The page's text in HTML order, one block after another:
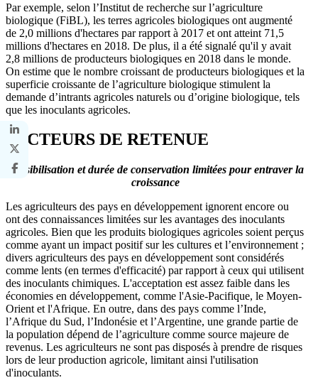
Par exemple, selon l’Institut de recherche sur l’agriculture
biologique (FiBL), les terres agricoles biologiques ont augmenté
de 2,0 millions d'hectares par rapport à 2017 et ont atteint 71,5
millions d'hectares en 2018. De plus, il a été signalé qu'il y avait
2,8 millions de producteurs biologiques en 2018 dans le monde.
On estime que le nombre croissant de producteurs biologiques et la
superficie croissante de l’agriculture biologique stimulent la
demande d’intrants agricoles naturels ou d’origine biologique, tels
que les inoculants agricoles.
FACTEURS DE RETENUE
Sensibilisation et durée de conservation limitées pour entraver la
croissance
Les agriculteurs des pays en développement ignorent encore ou
ont des connaissances limitées sur les avantages des inoculants
agricoles. Bien que les produits biologiques agricoles soient perçus
comme ayant un impact positif sur les cultures et l’environnement ;
divers agriculteurs des pays en développement sont considérés
comme lents (en termes d'efficacité) par rapport à ceux qui utilisent
des inoculants chimiques. L'acceptation est assez faible dans les
économies en développement, comme l'Asie-Pacifique, le Moyen-
Orient et l'Afrique. En outre, dans des pays comme l’Inde,
l’Afrique du Sud, l’Indonésie et l’Argentine, une grande partie de
la population dépend de l’agriculture comme source majeure de
revenus. Les agriculteurs ne sont pas disposés à prendre de risques
lors de leur production agricole, limitant ainsi l'utilisation
d'inoculants.